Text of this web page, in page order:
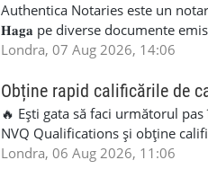
Authentica Notaries este un
𝐇𝐚𝐠𝐚 pe diverse documente
căsătorie) ♦ 𝐩𝐫𝐨𝐜𝐮𝐫𝐢 ♦
împrumut în România) ♦ 𝐭𝐫𝐚𝐝𝐮𝐜𝐞𝐫𝐢
judiciar din România ♦Certificat
Identificari (ex.ID1) Legal, fără
sâmbăta 🕒 Program: • Luni -
Londra, 07 Aug 2026, 14:06
Obține rapid calificările de
🔥 Ești gata să faci următorul
NVQ Qualifications și obține
Calificări recunoscute în UK ✅
Londra, 06 Aug 2026, 11:06